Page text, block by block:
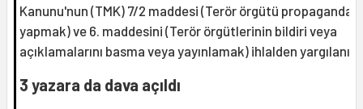
Kanunu'nun (TMK) 7/2 maddesi (Terör örgütü propagandası
yapmak) ve 6. maddesini (Terör örgütlerinin bildiri veya
açıklamalarını basma veya yayınlamak) ihlalden
3 yazara da dava açıldı